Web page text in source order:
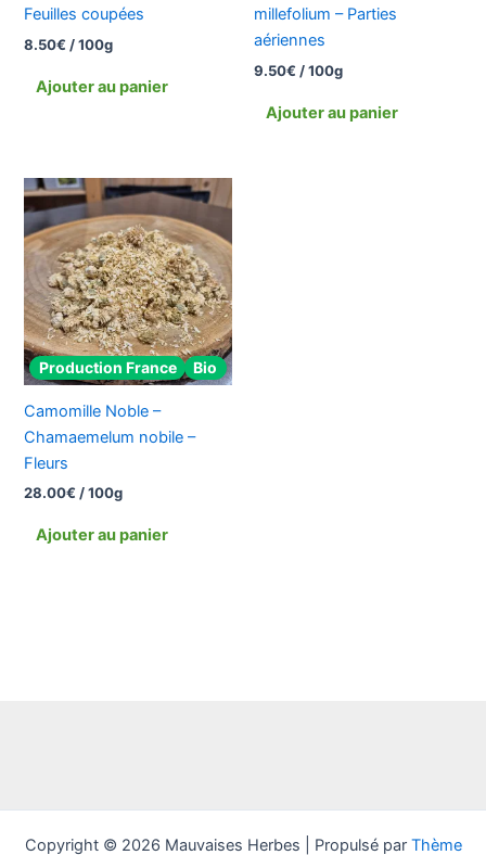
Feuilles coupées
8.50€ / 100g
Ajouter au panier
millefolium – Parties
aériennes
9.50€ / 100g
Ajouter au panier
Production France Bio
Camomille Noble –
Chamaemelum nobile –
Fleurs
28.00€ / 100g
Ajouter au panier
Copyright © 2026 Mauvaises Herbes | Propulsé par Thème